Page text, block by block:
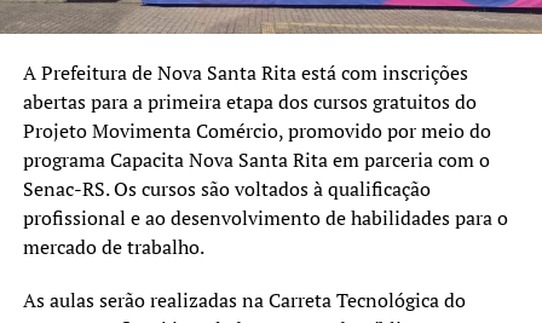
O secretário de Desenvolvimento Econômico e Inovação,
Rodrigo Feijó, destacou a proposta da formação.
“A gestão eficiente é um
diferencial para qualquer
empreendimento. Com esse
curso, queremos oferecer
A Prefeitura de Nova Santa Rita está com inscrições
abertas para a primeira etapa dos cursos gratuitos do
Projeto Movimenta Comércio, promovido por meio do
programa Capacita Nova Santa Rita em parceria com o
Senac-RS. Os cursos são voltados à qualificação
profissional e ao desenvolvimento de habilidades para o
mercado de trabalho.
As aulas serão realizadas na Carreta Tecnológica do